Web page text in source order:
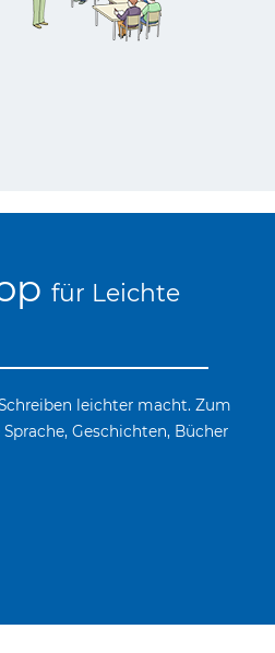
für Leichte
leichter macht. Zum
Ge­schichten, Bücher